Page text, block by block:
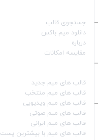
جستجوی قالب
دانلود میم باکس
درباره
مقایسه امکانات
قالب‌ های میم جدید
قالب‌ های میم منتخب
قالب‌ های میم ویدیویی
قالب‌ های میم صوتی
قالب‌ های میم ایرانی
قالب‌ های میم با بیشترین پست